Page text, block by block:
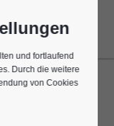
und fortlaufend
Durch die weitere
von Cookies
YOGA